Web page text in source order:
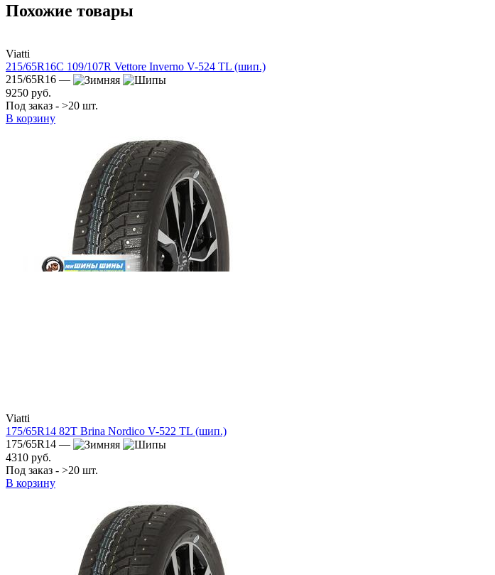
Похожие товары
Viatti
215/65R16C 109/107R Vettore Inverno V-524 TL (шип.)
215/65R16 —
9250 руб.
Под заказ - >20 шт.
В корзину
Viatti
175/65R14 82T Brina Nordico V-522 TL (шип.)
175/65R14 —
4310 руб.
Под заказ - >20 шт.
В корзину